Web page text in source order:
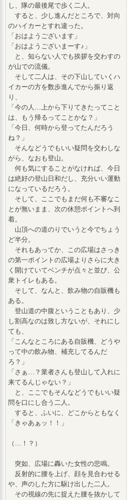
し、隊の最後尾で歩く二人。
すると、少し進んだところで、対向
のハイカーとすれ違った。
「おはようございます」
「おはようございまーす♪」
と、知らない人でも挨拶を交わすの
が山での流儀。
そして二人は、その下山していくハ
イカーの方を数歩進んでから振り返
り、
「今の人…上から下りてきたってこと
は、もう帰るってことかな？」
「今日、何時から登ってたんだろう
ね？」
そんなどうでもいい疑問を交わしな
がら、なおも登山。
何も気にすることがなければ、今日
は絶好の登山日和だし、充分いい運動
になっているだろう。
そして、ここでもまだ何も不審なこ
とが無いまま、次の休憩ポイントへ到
着。
山頂への道のりでいうと今でちょう
ど半分。
それもあってか、この広場はさっき
の第一ポイントの広場よりさらに大き
く開けていてベンチが点々と並び、公
衆トイレもある。
そして、なんと、飲み物の自販機も
ある。
登山道の中腹ということもあり、少
し割高なのは致し方ないが、それにし
ても、
「こんなところにある自販機、どうや
って中の飲み物、補充してるんだ
ろ？」
「さぁ…？業者さんも登山して入れに
来てるんじゃない？」
と、ここでもそんなどうでもいい疑
問を口にし合う二人。
すると、ふいに、どこからともなく
「きゃあぁッ！！」
（…！？）
突如、広場に轟いた女性の悲鳴。
反射的に腰を上げ、顔を見合わせる
や、声のした方に駆け出した二人。
その視線の先に捉えた腰を抜かして